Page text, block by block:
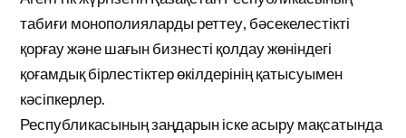
табиғи монополияларды реттеу, бәсекелестікті
қорғау және шағын бизнесті қолдау жөніндегі
қоғамдық бірлестіктер өкілдерінің қатысуымен
кәсіпкерлер.
Республикасының заңдарын іске асыру мақсатында